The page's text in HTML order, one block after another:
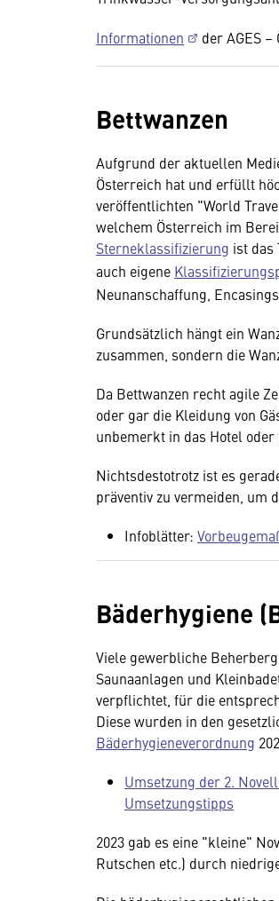
Informationen der AGES
Bettwanzen
Aufgrund der aktuellen
Österreich hat und erfüllt
veröffentlichten "World
welchem Österreich im
Sterneklassifizierung ist das
auch eigene
Neunanschaffung,
Grundsätzlich hängt ein
zusammen, sondern die
Da Bettwanzen recht agile
oder gar die Kleidung von
unbemerkt in das Hotel
Nichtsdestotrotz ist es
präventiv zu vermeiden, um
Infoblätter:
Bäderhygiene
Viele gewerbliche
Saunaanlagen und
verpflichtet, für die
Diese wurden in den
Bäderhygieneverordnung
Umsetzung der 2.
Umsetzungstipps
2023 gab es eine "kleine"
Rutschen etc.) durch